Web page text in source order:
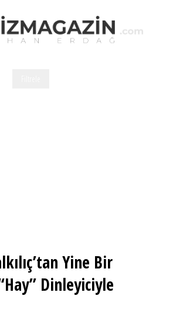
Yine Bir
Dinleyiciyle